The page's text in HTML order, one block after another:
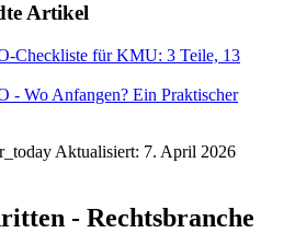
Artikel
Checkliste für KMU: 3 Teile, 13
- Wo Anfangen? Ein Praktischer
Aktualisiert: 7. April 2026
- Rechtsbranche